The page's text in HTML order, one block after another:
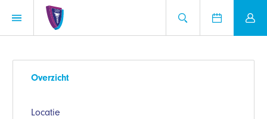
Overzicht
Locatie